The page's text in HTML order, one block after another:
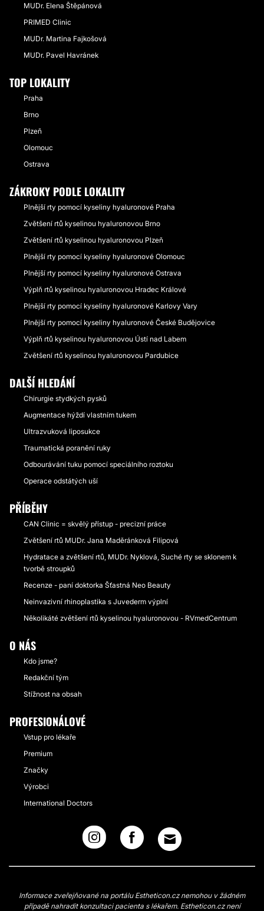
MUDr. Elena Štěpánová
PRIMED Clinic
MUDr. Martina Fajkošová
MUDr. Pavel Havránek
TOP LOKALITY
Praha
Brno
Plzeň
Olomouc
Ostrava
ZÁKROKY PODLE LOKALITY
Plnější rty pomocí kyseliny hyaluronové Praha
Zvětšení rtů kyselinou hyaluronovou Brno
Zvětšení rtů kyselinou hyaluronovou Plzeň
Plnější rty pomocí kyseliny hyaluronové Olomouc
Plnější rty pomocí kyseliny hyaluronové Ostrava
Výplň rtů kyselinou hyaluronovou Hradec Králové
Plnější rty pomocí kyseliny hyaluronové Karlovy Vary
Plnější rty pomocí kyseliny hyaluronové České Budějovice
Výplň rtů kyselinou hyaluronovou Ústí nad Labem
Zvětšení rtů kyselinou hyaluronovou Pardubice
DALŠÍ HLEDÁNÍ
Chirurgie stydkých pysků
Augmentace hýždí vlastním tukem
Ultrazvuková liposukce
Traumatická poranění ruky
Odbourávání tuku pomocí speciálního roztoku
Operace odstátých uší
PŘÍBĚHY
CAN Clinic = skvělý přístup - precizní práce
Zvětšení rtů MUDr. Jana Maděránková Filipová
Hydratace a zvětšení rtů, MUDr. Nyklová, Suché rty se sklonem k
tvorbě stroupků
Recenze - paní doktorka Šťastná Neo Beauty
Neinvazivní rhinoplastika s Juvederm výplní
Několikáté zvětšení rtů kyselinou hyaluronovou - RVmedCentrum
O NÁS
Kdo jsme?
Redakční tým
Stížnost na obsah
PROFESIONÁLOVÉ
Vstup pro lékaře
Premium
Značky
Výrobci
International Doctors
Informace zveřejňované na portálu Estheticon.cz nemohou v žádném
případě nahradit konzultaci pacienta s lékařem. Estheticon.cz není